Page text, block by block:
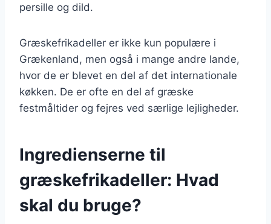
persille og dild.
Græskefrikadeller er ikke kun populære i
Grækenland, men også i mange andre lande,
hvor de er blevet en del af det internationale
køkken. De er ofte en del af græske
festmåltider og fejres ved særlige lejligheder.
Ingredienserne til
græskefrikadeller: Hvad
skal du bruge?